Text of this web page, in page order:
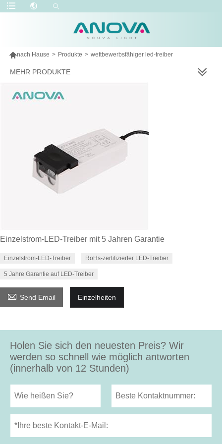
nach Hause > Produkte > wettbewerbsfähiger led-treiber
MEHR PRODUKTE
Einzelstrom-LED-Treiber mit 5 Jahren Garantie
Einzelstrom-LED-Treiber RoHs-zertifizierter LED-Treiber
5 Jahre Garantie auf LED-Treiber
 Send Email Einzelheiten
Holen Sie sich den neuesten Preis? Wir
werden so schnell wie möglich antworten
(innerhalb von 12 Stunden)